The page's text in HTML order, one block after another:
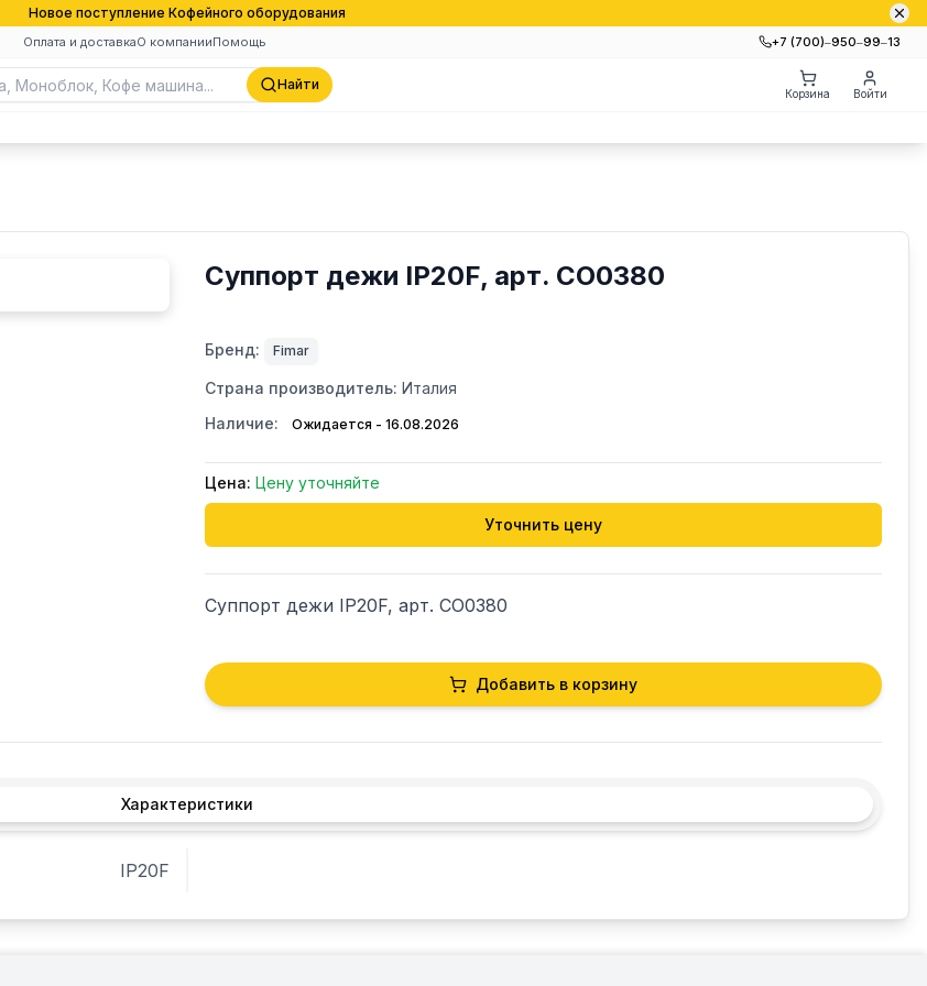
Новое поступление Кофейного оборудования
Оплата и доставкаО компанииПомощь +7 (700)‒950‒99‒13
Найти
Корзина Войти
Суппорт дежи IP20F, арт. CO0380
Бренд: Fimar
Страна производитель: Италия
Наличие:
Ожидается - 16.08.2026
Цена: Цену уточняйте
Уточнить цену
Суппорт дежи IP20F, арт. CO0380
Добавить в корзину
Характеристики
IP20F